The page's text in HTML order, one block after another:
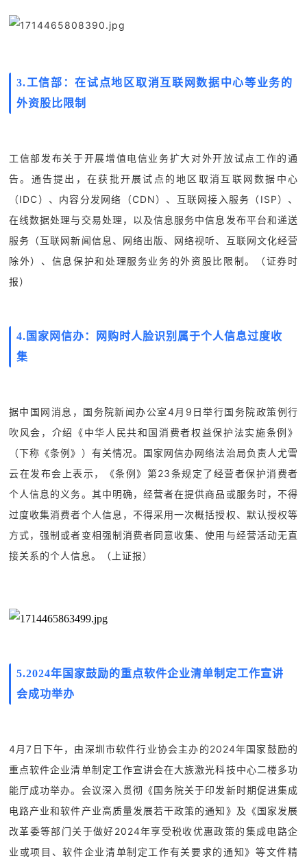
3.工信部：在试点地区取消互联网数据中心等业务的
外资股比限制
工信部发布关于开展增值电信业务扩大对外开放试点工作的通
告。通告提出，在获批开展试点的地区取消互联网数据中心
（IDC）、内容分发网络（CDN）、互联网接入服务（ISP）、
在线数据处理与交易处理，以及信息服务中信息发布平台和递送
服务（互联网新闻信息、网络出版、网络视听、互联网文化经营
除外）、信息保护和处理服务业务的外资股比限制。（证券时
报）
4. 国家网信办：网购时人脸识别属于个人信息过度收
集
据中国网消息，国务院新闻办公室4月9日举行国务院政策例行
吹风会，介绍《中华人民共和国消费者权益保护法实施条例》
（下称《条例》）有关情况。国家网信办网络法治局负责人尤雪
云在发布会上表示，《条例》第23条规定了经营者保护消费者
个人信息的义务。 其中明确，经营者在提供商品或服务时，不得
过度收集消费者个人信息，不得采用一次概括授权、默认授权等
方式，强制或者变相强制消费者同意收集、使用与经营活动无直
接关系的个人信息。
（上证报）
5.2024年国家鼓励的重点软件企业清单制定工作宣讲
会成功举办
4月7日下午，由深圳市软件行业协会主办的2024年国家鼓励的
重点软件企业清单制定工作宣讲会在大族激光科技中心二楼多功
能厅成功举办。会议深入贯彻《国务院关于印发新时期促进集成
电路产业和软件产业高质量发展若干政策的通知》及《国家发展
改革委等部门关于做好2024年享受税收优惠政策的集成电路企
业或项目、软件企业清单制定工作有关要求的通知》等文件精